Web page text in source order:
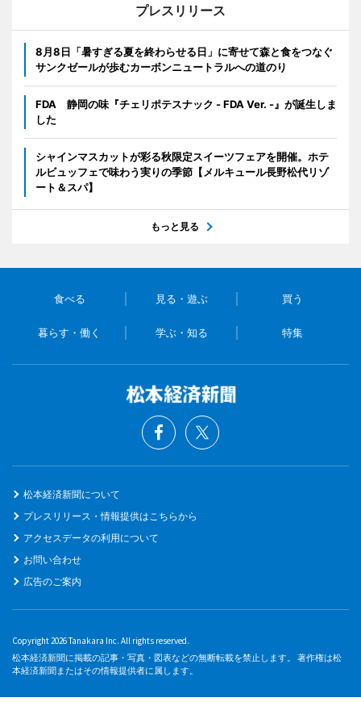
プレスリリース
8月8日「暑すぎる夏を終わらせる日」に寄せて森と食をつなぐ
サンクゼールが歩むカーボンニュートラルへの道のり
FDA 静岡の味『チェリポテスナック - FDA Ver. -』が誕生しま
した
シャインマスカットが彩る秋限定スイーツフェアを開催。ホテ
ルビュッフェで味わう実りの季節【メルキュール長野松代リゾ
ート＆スパ】
もっと見る
食べる 見る・遊ぶ 買う
暮らす・働く 学ぶ・知る 特集
松本経済新聞について
プレスリリース・情報提供はこちらから
アクセスデータの利用について
お問い合わせ
広告のご案内
Copyright 2026 Tanakara Inc. All rights reserved.
松本経済新聞に掲載の記事・写真・図表などの無断転載を禁止します。 著作権は松
本経済新聞またはその情報提供者に属します。